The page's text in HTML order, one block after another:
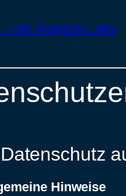
Hinweise